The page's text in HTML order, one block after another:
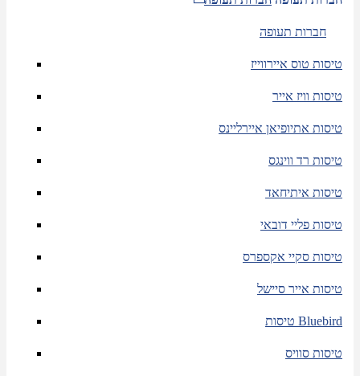
חברות תעופה
טיסות טוס איירווייז
טיסות וויז אייר
טיסות אתיופיאן איירליינס
טיסות רד ווינגס
טיסות איתיחאד
טיסות פליי דובאי
טיסות סקיי אקספרס
טיסות אייר סיישל
טיסות Bluebird
טיסות סוויס